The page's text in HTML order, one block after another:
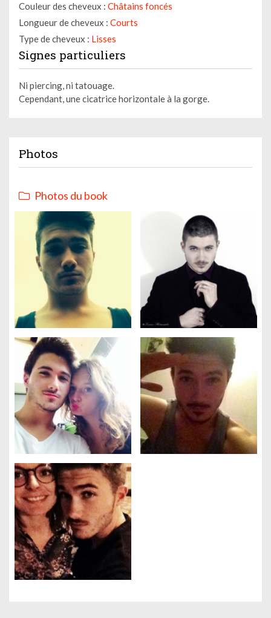
Couleur des cheveux : Châtains foncés
Longueur de cheveux : Courts
Type de cheveux : Lisses
Signes particuliers
Ni piercing, ni tatouage.
Cependant, une cicatrice horizontale à la gorge.
Photos
Photos du book
Gestion des cookies
Nous utilisons des cookies qui facilitent l'utilisation du site,
améliorent la performance et la sécurité du site internet.
Faites-nous part de vos préférences de cookies pour chaque